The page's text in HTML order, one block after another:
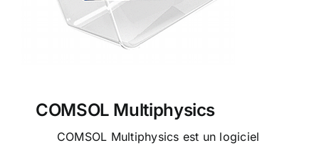
COMSOL Multiphysics
COMSOL Multiphysics est un logiciel